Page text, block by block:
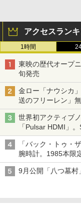
アクセスラン
1時間
東映の歴代オープ
旬発売
金ロー「ナウシカ
送のフリーレン」
世界初アクティブ
「Pulsar HDMI」
「バック・トゥ・
腕時計。1985本限
9月公開「八つ墓